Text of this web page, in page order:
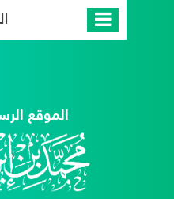
الموقع